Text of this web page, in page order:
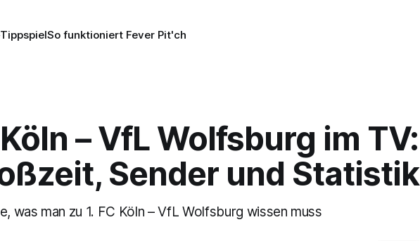
So funktioniert Fever Pit'ch
Köln – VfL Wolfsburg im TV:
Sender und Statistik
was man zu 1. FC Köln – VfL Wolfsburg wissen muss